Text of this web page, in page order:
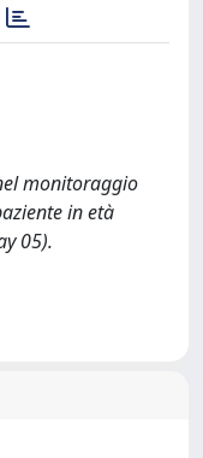
monitoraggio
in età
05).